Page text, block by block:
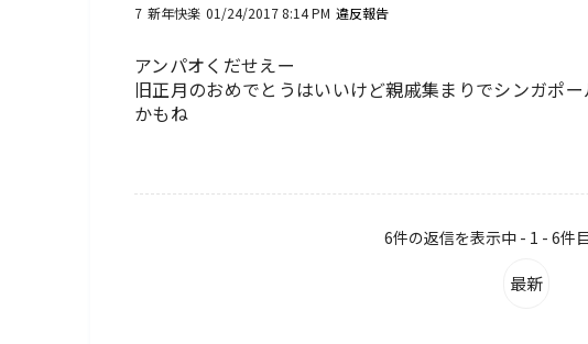
7 新年快楽 01/24/2017 8:14 PM 違反報告
アンパオくだせえー
旧正月のおめでとうはいいけど親戚集まりでシンガポ
かもね
6件の返信を表示中 - 1 - 6件
最新